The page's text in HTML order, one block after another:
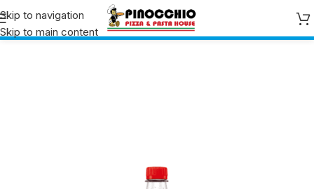
Skip to navigation
Skip to main content